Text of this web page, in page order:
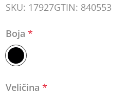
SKU: 17927GTIN: 840553
Boja*
Veličina*